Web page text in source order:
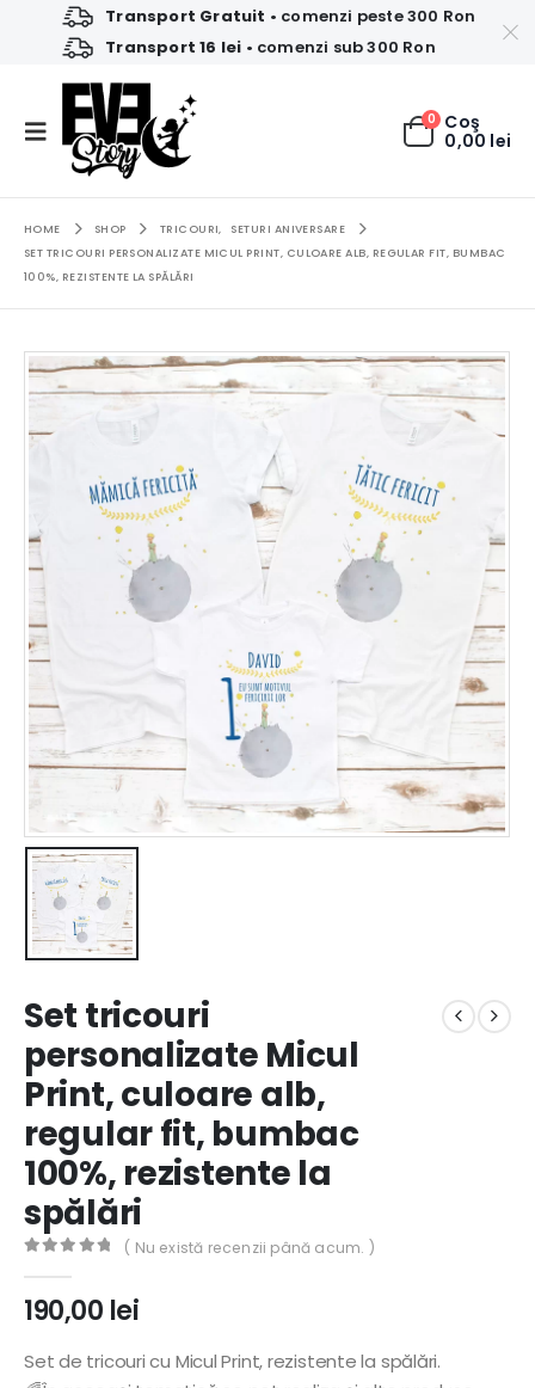
Transport Gratuit • comenzi peste 300 Ron
Transport 16 lei • comenzi sub 300 Ron
0 Coş
0,00 lei
HOME SHOP TRICOURI,
SETURI ANIVERSARE
SET TRICOURI PERSONALIZATE MICUL PRINT, CULOARE ALB, REGULAR FIT, BUMBAC
100%, REZISTENTE LA SPĂLĂRI
Set tricouri
personalizate Micul
Print, culoare alb,
regular fit, bumbac
100%, rezistente la
spălări
( Nu există recenzii până acum. )
190,00 lei
Set de tricouri cu Micul Print, rezistente la spălări.